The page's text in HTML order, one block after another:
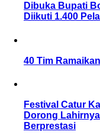
Dibuka Bupati
Diikuti 1.400
40 Tim
Festival Catur
Dorong
Berprestasi